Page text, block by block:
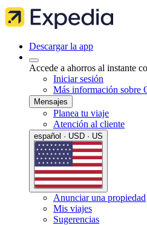
Descargar la app
Accede a ahorros al instante
Iniciar sesión
Más información sobre
Mensajes
Planea tu viaje
Atención al cliente
español · USD · US
Anunciar una propiedad
Mis viajes
Sugerencias